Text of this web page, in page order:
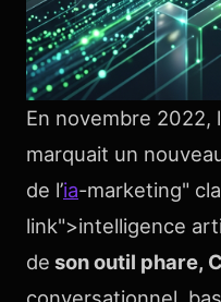
En novembre 2022,
marquait un
de l’ia-marketing"
link">intelligence
de son outil phare,